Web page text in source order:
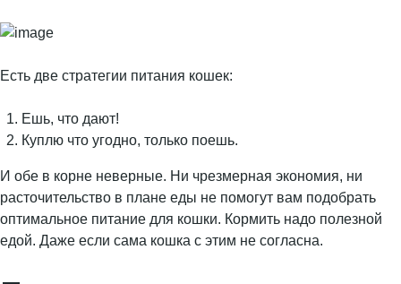
Есть две стратегии питания кошек:
Ешь, что дают!
Куплю что угодно, только поешь.
И обе в корне неверные. Ни чрезмерная экономия, ни
расточительство в плане еды не помогут вам подобрать
оптимальное питание для кошки. Кормить надо полезной
едой. Даже если сама кошка с этим не согласна.